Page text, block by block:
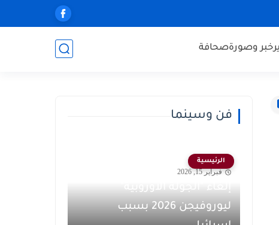
خبر وصورةصحافة
فن وسينما
الرئيسية
فبراير 15, 2026
إلغاء "الجولة الأوروبية"
ليوروفيجن 2026 بسبب